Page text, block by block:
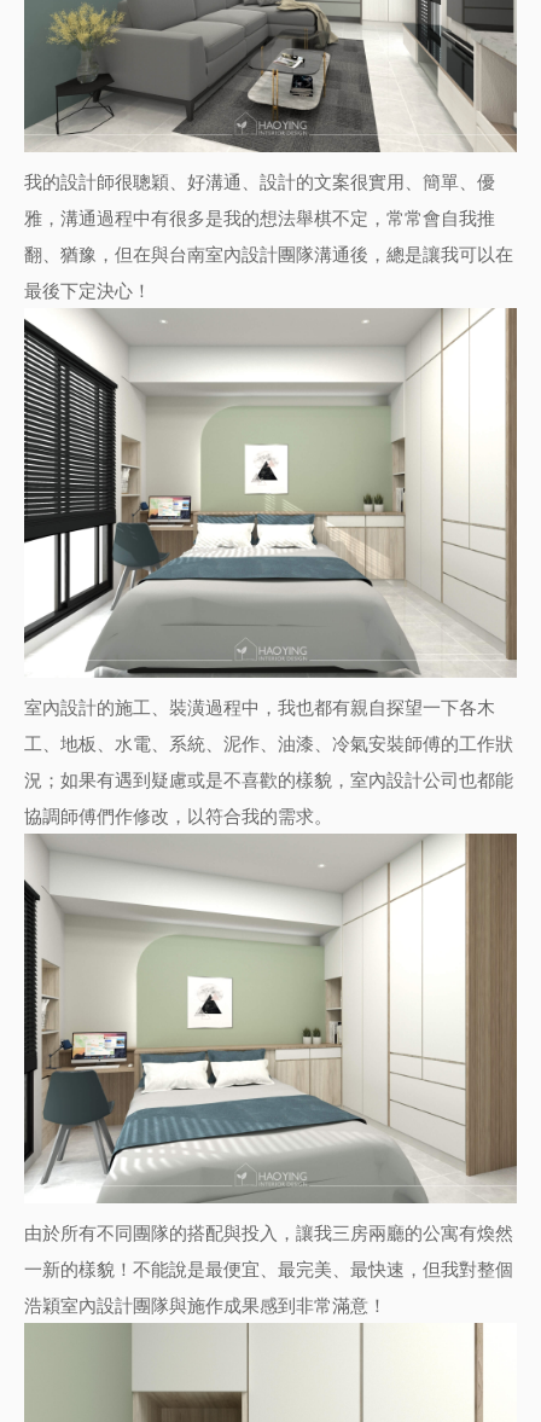
我的設計師很聰穎、好溝通、設計的文案很實用、簡單、優
雅，溝通過程中有很多是我的想法舉棋不定，常常會自我推
翻、猶豫，但在與台南室內設計團隊溝通後，總是讓我可以在
最後下定決心！
室內設計的施工、裝潢過程中，我也都有親自探望一下各木
工、地板、水電、系統、泥作、油漆、冷氣安裝師傅的工作狀
況；如果有遇到疑慮或是不喜歡的樣貌， 室內設計公司也都能
協調師傅們作修改，以符合我的需求。
由於所有不同團隊的搭配與投入，讓我三房兩廳的公寓有煥然
一新的樣貌！不能說是最便宜、最完美、最快速，但我對整個
浩穎室內設計團隊與施作成果感到非常滿意！